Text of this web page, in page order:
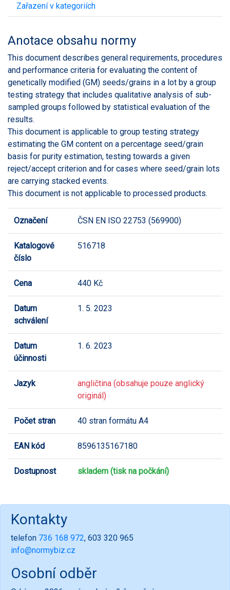
Zařazení v kategoriích
Anotace obsahu normy
This document describes general requirements, procedures
and performance criteria for evaluating the content of
genetically modified (GM) seeds/grains in a lot by a group
testing strategy that includes qualitative analysis of sub-
sampled groups followed by statistical evaluation of the
results.
This document is applicable to group testing strategy
estimating the GM content on a percentage seed/grain
basis for purity estimation, testing towards a given
reject/accept criterion and for cases where seed/grain lots
are carrying stacked events.
This document is not applicable to processed products.
Označení ČSN EN ISO 22753 (569900)
Katalogové
číslo
516718
Cena 440 Kč
Datum
schválení
1. 5. 2023
Datum
účinnosti
1. 6. 2023
Jazyk
angličtina (obsahuje pouze anglický
originál)
Počet stran 40 stran formátu A4
EAN kód 8596135167180
Dostupnost skladem (tisk na počkání)
Kontakty
telefon 736 168 972, 603 320 965
info@normybiz.cz
Osobní odběr